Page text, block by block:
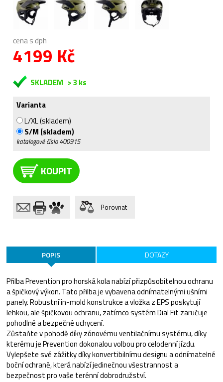
cena s dph
4199 Kč
SKLADEM > 3 ks
Varianta
L/XL (skladem)
S/M (skladem)
katalogové číslo400915
KOUPIT
Porovnat
POPIS DOTAZY
Přilba Prevention pro horská kola nabízí přizpůsobitelnou ochranu
a špičkový výkon. Tato přilba je vybavena odnímatelnými ušními
panely. Robustní in-mold konstrukce a vložka z EPS poskytují
lehkou, ale špičkovou ochranu, zatímco systém Dial Fit zaručuje
pohodlné a bezpečné uchycení.
Zůstaňte v pohodě díky zónovému ventilačnímu systému, díky
kterému je Prevention dokonalou volbou pro celodenní jízdu.
Vylepšete své zážitky díky konvertibilnímu designu a odnímatelné
boční ochraně, která nabízí jedinečnou všestrannost a
bezpečnost pro vaše terénní dobrodružství.